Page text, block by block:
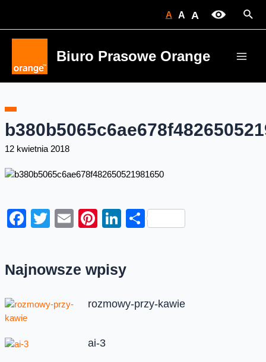
A A A
Biuro Prasowe Orange
12 kwietnia 2018
Facebook
Twitter
EmailPinterest
LinkedIn
Share
Najnowsze wpisy
rozmowy-przy-kawie
ai-3